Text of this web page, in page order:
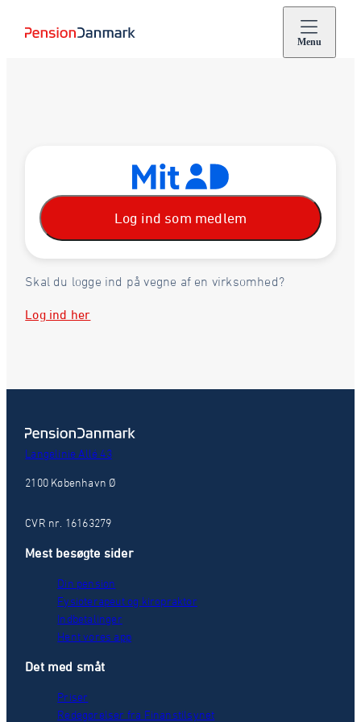
Menu
Log ind som medlem
Skal du logge ind på vegne af en virksomhed?
Log ind her
Langelinie Allé 43
2100 København Ø
CVR nr. 16163279
Mest besøgte sider
Din pension
Fysioterapeut og kiropraktor
Indbetalinger
Hent vores app
Det med småt
Priser
Redegørelser fra Finanstilsynet